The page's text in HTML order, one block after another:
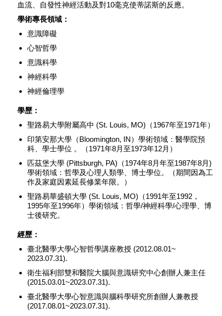
血流、自發性神經活動及對10毫克使蒂諾斯的反應。
學術專長領域：
意識障礙
心智哲學
意識科學
神經科學
神經倫理學
學歷：
聖路易大學附屬高中 (St. Louis, MO)（1967年至1971年）
印第安那大學（Bloomington, IN）學術領域：醫學院預
科、學士學位 。（1971年8月至1973年12月）
匹茲堡大學 (Pittsburgh, PA)（1974年8月年至1987年8月)
學術領域：哲學及心理人類學、博士學位。（期間因為工
作及家庭因素延長修業年限。）
聖路易華盛頓大學 (St. Louis, MO)（1991年至1992，
1995年至1996年）學術領域：哲學/神經科學/心理學、博
士後研究。
經歷：
臺北醫學大學心智哲學講座教授 (2012.08.01~
2023.07.31).
衛生福利部雙和醫院大腦與意識研究中心創辦人兼主任
(2015.03.01~2023.07.31).
臺北醫學大學心智意識與腦科學研究所創辦人兼教授
(2017.08.01~2023.07.31).